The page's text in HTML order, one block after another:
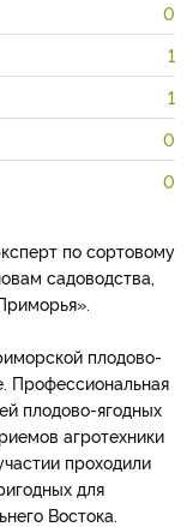
0
1
1
0
0
по сортовому
садоводства,
плодово-
Профессиональная
плодово­-ягодных
агротехники
проходили
для
Востока.